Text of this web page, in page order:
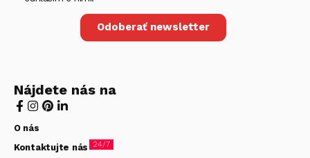
Odoberať newsletter
Nájdete nás na
O nás
Kontaktujte nás 24/7